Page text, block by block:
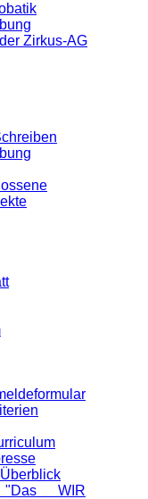
Zirkus-AG
WIR